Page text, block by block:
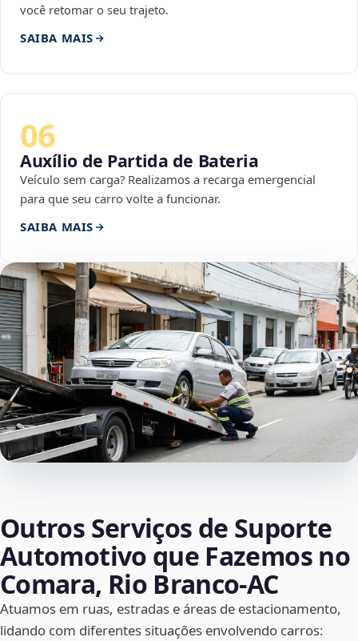
você retomar o seu trajeto.
SAIBA MAIS
06
Auxílio de Partida de Bateria
Veículo sem carga? Realizamos a recarga emergencial
para que seu carro volte a funcionar.
SAIBA MAIS
Outros Serviços de Suporte
Automotivo que Fazemos no
Comara, Rio Branco‑AC
Atuamos em ruas, estradas e áreas de estacionamento,
lidando com diferentes situações envolvendo carros: